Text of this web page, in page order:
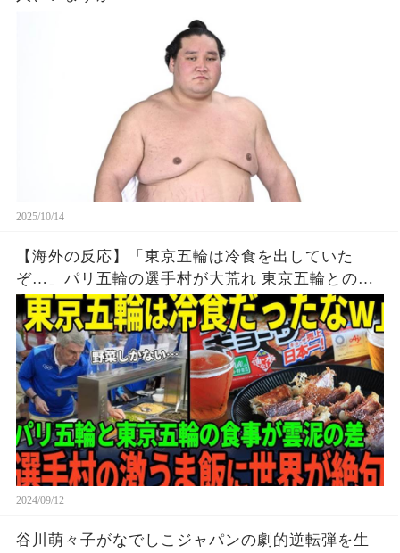
2025/10/14
【海外の反応】「東京五輪は冷食を出していた
ぞ…」パリ五輪の選手村が大荒れ 東京五輪との差
に世界が驚愕
2024/09/12
谷川萌々子がなでしこジャパンの劇的逆転弾を生